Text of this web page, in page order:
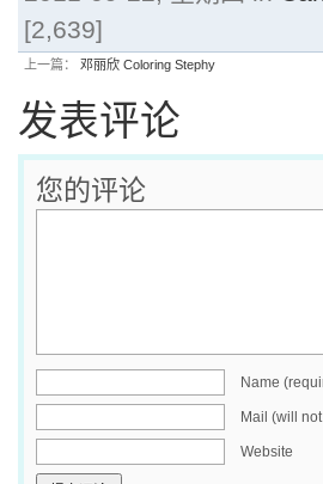
[2,639]
上一篇： 邓丽欣 Coloring Stephy
发表评论
您的评论
Name
Mail (will
Website